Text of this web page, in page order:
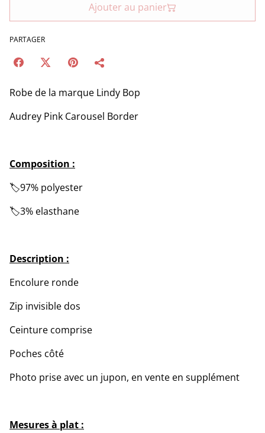
Ajouter au panier
PARTAGER
Robe de la marque Lindy Bop
Audrey Pink Carousel Border
Composition :
🏷️97% polyester
🏷️3% elasthane
Description :
Encolure ronde
Zip invisible dos
Ceinture comprise
Poches côté
Photo prise avec un jupon, en vente en supplément
Mesures à plat :